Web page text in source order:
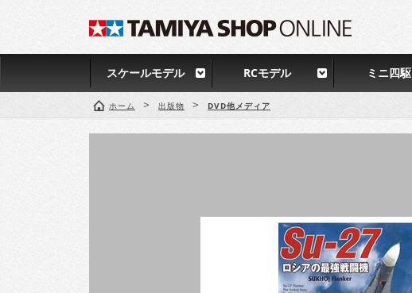
スケールモデル RCモデル ミニ四駆
ホーム > 出版物 > DVD他メディア